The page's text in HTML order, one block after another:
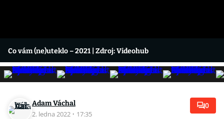
Co vám (ne)uteklo – 2021 | Zdroj: Videohub
Adam Váchal
2. ledna 2022 · 17:35
0